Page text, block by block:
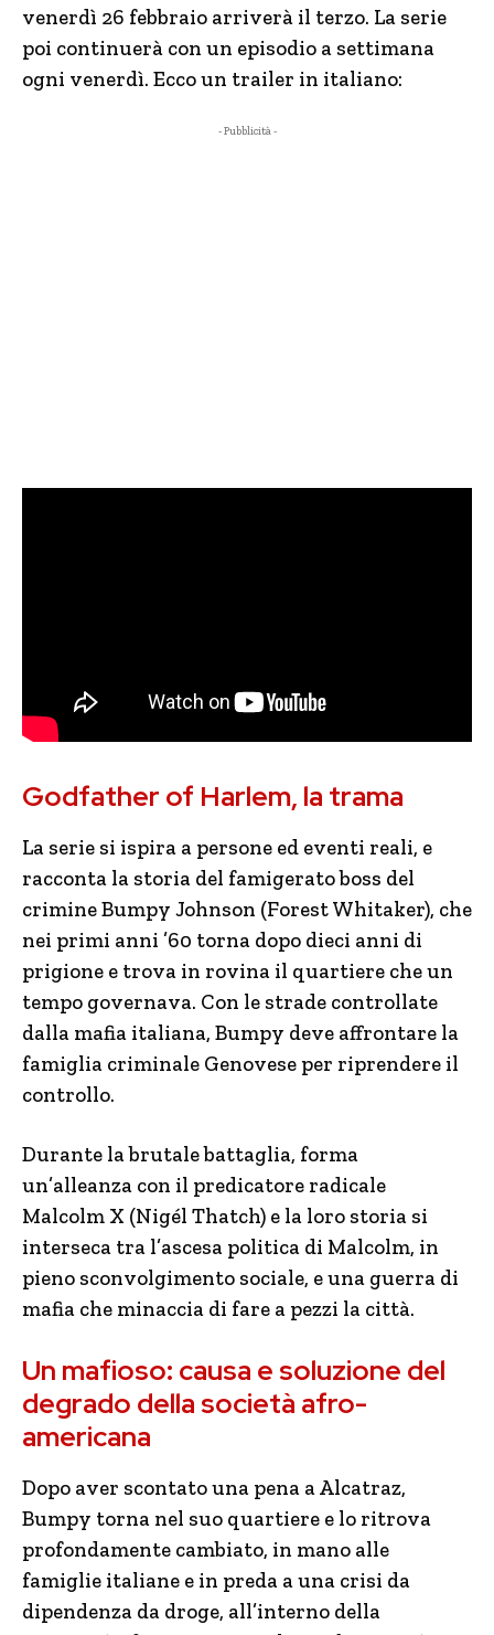
venerdì 26 febbraio arriverà il terzo. La serie
poi continuerà con un episodio a settimana
ogni venerdì. Ecco un trailer in italiano:
- Pubblicità -
Godfather of Harlem, la trama
La serie si ispira a persone ed eventi reali, e
racconta la storia del famigerato boss del
crimine Bumpy Johnson (Forest Whitaker), che
nei primi anni ’60 torna dopo dieci anni di
prigione e trova in rovina il quartiere che un
tempo governava. Con le strade controllate
dalla mafia italiana, Bumpy deve affrontare la
famiglia criminale Genovese per riprendere il
controllo.
Durante la brutale battaglia, forma
un’alleanza con il predicatore radicale
Malcolm X (Nigél Thatch) e la loro storia si
interseca tra l’ascesa politica di Malcolm, in
pieno sconvolgimento sociale, e una guerra di
mafia che minaccia di fare a pezzi la città.
Un mafioso: causa e soluzione del
degrado della società afro-
americana
Dopo aver scontato una pena a Alcatraz,
Bumpy torna nel suo quartiere e lo ritrova
profondamente cambiato, in mano alle
famiglie italiane e in preda a una crisi da
dipendenza da droge, all’interno della